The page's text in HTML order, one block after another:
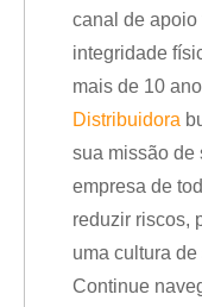
canal de apoio
integridade
mais de 10
Distribuidora
sua missão de
empresa de
reduzir riscos,
uma cultura
Continue